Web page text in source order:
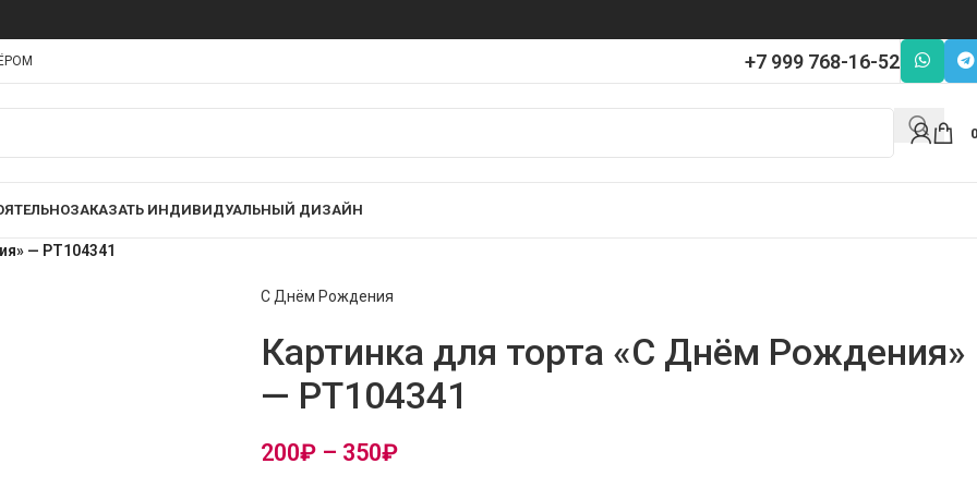
+7 999 768-16-52
0
ЗАКАЗАТЬ ИНДИВИДУАЛЬНЫЙ ДИЗАЙН
— PT104341
С Днём Рождения
Картинка для торта «С Днём Рождения»
— PT104341
200₽ – 350₽